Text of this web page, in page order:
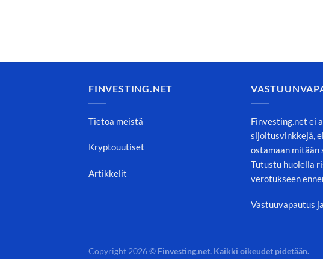
FINVESTING.NET
Tietoa meistä
Kryptouutiset
Artikkelit
Finvesting.net ei
sijoitusvinkkejä,
ostamaan mitään
Tutustu huolella
verotukseen
Vastuuvapautus
Copyright 2026 © Finvesting.net. Kaikki oikeudet pidetään.